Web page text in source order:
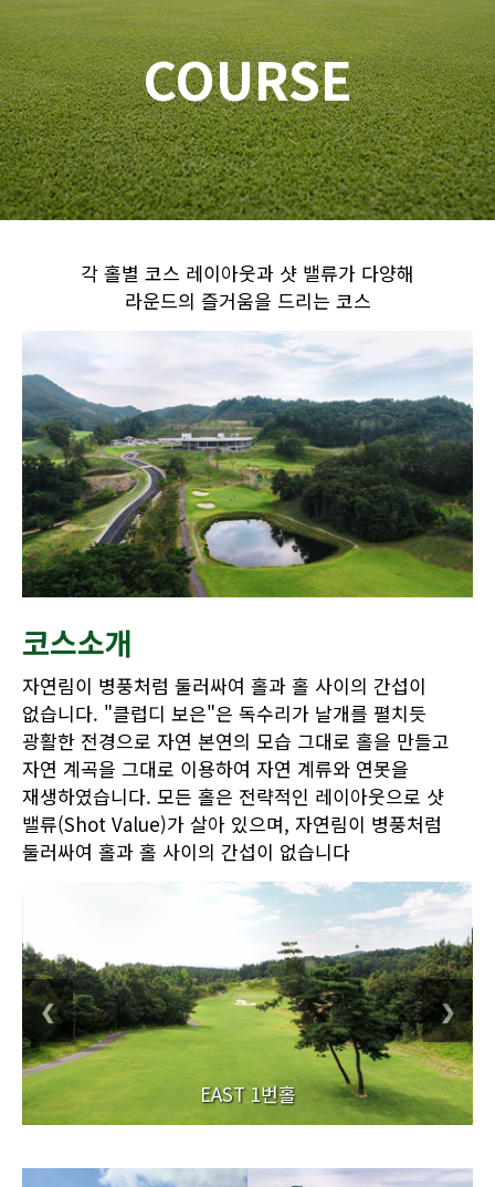
COURSE
각 홀별 코스 레이아웃과 샷 밸류가 다양해
라운드의 즐거움을 드리는 코스
코스소개
자연림이 병풍처럼 둘러싸여 홀과 홀 사이의 간섭이
없습니다. "클럽디 보은"은 독수리가 날개를 펼치듯
광활한 전경으로 자연 본연의 모습 그대로 홀을 만들고
자연 계곡을 그대로 이용하여 자연 계류와 연못을
재생하였습니다. 모든 홀은 전략적인 레이아웃으로 샷
밸류(Shot Value)가 살아 있으며, 자연림이 병풍처럼
둘러싸여 홀과 홀 사이의 간섭이 없습니다
EAST 1번홀
❮ ❯